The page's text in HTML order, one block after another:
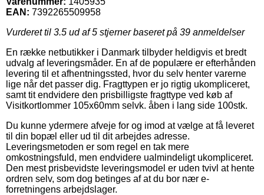
EAN: 7392265509958
Vurderet til 3.5 ud af 5 stjerner baseret på 39 anmeldelser
En række netbutikker i Danmark tilbyder heldigvis et bredt
udvalg af leveringsmåder. En af de populære er efterhånden
levering til et afhentningssted, hvor du selv henter varerne
lige når det passer dig. Fragttypen er jo rigtig ukompliceret,
samt tit endvidere den prisbilligste fragttype ved køb af
Visitkortlommer 105x60mm selvk. åben i lang side 100stk.
Du kunne ydermere afveje for og imod at vælge at få leveret
til din bopæl eller ud til dit arbejdes adresse.
Leveringsmetoden er som regel en tak mere
omkostningsfuld, men endvidere ualmindeligt ukompliceret.
Den mest prisbevidste leveringsmodel er uden tvivl at hente
ordren selv, som dog betinges af at du bor nær e-
forretningens arbejdslager.